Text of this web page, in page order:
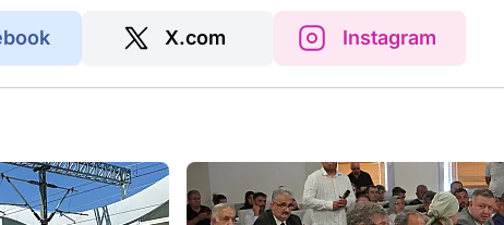
X.com Instagram